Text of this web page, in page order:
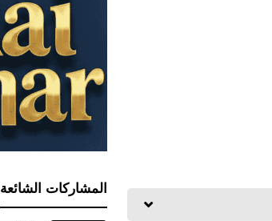
المشاركات الشائعة